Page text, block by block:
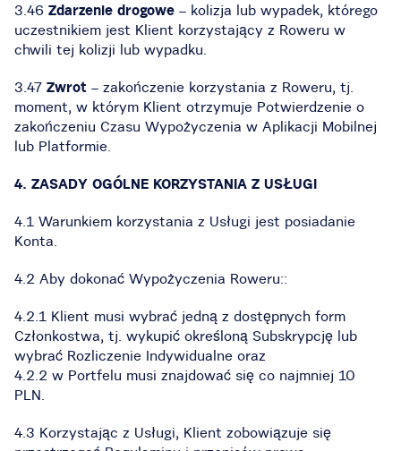
3.46 Zdarzenie drogowe – kolizja lub wypadek, którego
uczestnikiem jest Klient korzystający z Roweru w
chwili tej kolizji lub wypadku.
3.47 Zwrot – zakończenie korzystania z Roweru, tj.
moment, w którym Klient otrzymuje Potwierdzenie o
zakończeniu Czasu Wypożyczenia w Aplikacji Mobilnej
lub Platformie.
4. ZASADY OGÓLNE KORZYSTANIA Z USŁUGI
4.1 Warunkiem korzystania z Usługi jest posiadanie
Konta.
4.2 Aby dokonać Wypożyczenia Roweru::
4.2.1 Klient musi wybrać jedną z dostępnych form
Członkostwa, tj. wykupić określoną Subskrypcję lub
wybrać Rozliczenie Indywidualne oraz
4.2.2 w Portfelu musi znajdować się co najmniej 10
PLN.
4.3 Korzystając z Usługi, Klient zobowiązuje się